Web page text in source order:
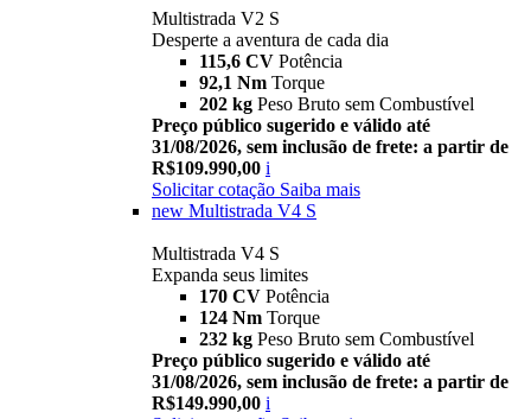
Multistrada V2 S
Desperte a aventura de cada dia
115,6 CV Potência
92,1 Nm Torque
202 kg Peso Bruto sem Combustível
Preço público sugerido e válido até
31/08/2026, sem inclusão de frete: a partir de
R$109.990,00 i
Solicitar cotação Saiba mais
new Multistrada V4 S
Multistrada V4 S
Expanda seus limites
170 CV Potência
124 Nm Torque
232 kg Peso Bruto sem Combustível
Preço público sugerido e válido até
31/08/2026, sem inclusão de frete: a partir de
R$149.990,00 i